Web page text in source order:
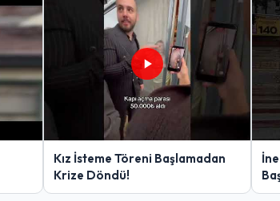
Kız İsteme Töreni Başlamadan
Krize Döndü!